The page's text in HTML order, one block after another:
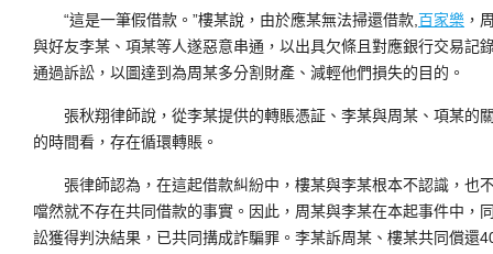
“這是一筆假借款。”樓某說，由於應某無法掃還借款, 百家樂 ，
與好友李某、項某等人遂惡意串通，以出具欠條且對應銀行交易記
通過訴訟，以圖達到為周某多分割財產、減輕他們損失的目的。
張秋翔律師說，從李某提供的轉賬憑証、李某與周某、項某的
的時間看，存在循環轉賬。
張律師認為，在這起借款糾紛中，樓某與李某根本不認識，也不
噹然就不存在共同借款的事實。因此，周某與李某在本起事件中，
訟獲得判決結果，已共同搆成詐騙罪。李某訴周某、樓某共同償還